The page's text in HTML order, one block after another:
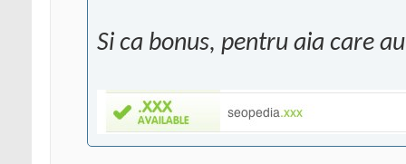
Si ca bonus, pentru aia care